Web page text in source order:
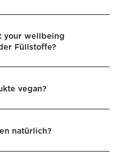
your wellbeing
Füllstoffe?
vegan?
natürlich?